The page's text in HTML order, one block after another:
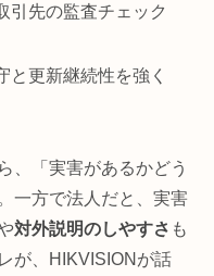
引先の監査チェック
と更新継続性を強く
、「実害があるかどう
一方で法人だと、実害
対外説明のしやすさ も
が、HIKVISIONが話